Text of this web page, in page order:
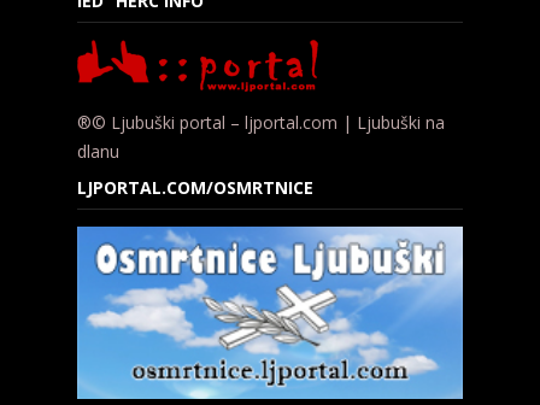
®© Ljubuški portal – ljportal.com | Ljubuški na
dlanu
LJPORTAL.COM/OSMRTNICE